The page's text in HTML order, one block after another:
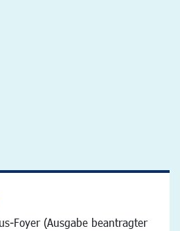
Foyer (Ausgabe beantragter